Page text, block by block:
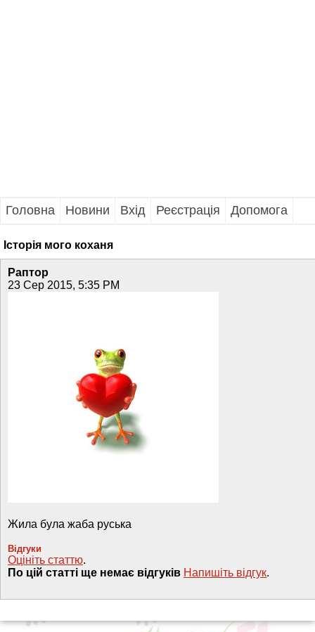
Головна Новини Вхід Реєстрація Допомога
Історія мого коханя
Раптор
23 Сер 2015, 5:35 PM
Жила була жаба руська
Вiдгуки
Оцініть статтю.
По цій статті ще немає відгуків Напишiть вiдгук.